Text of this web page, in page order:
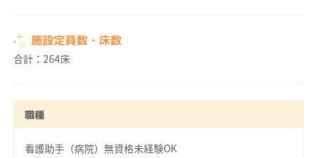
施設定員数・床数
合計：264床
職種
看護助手（病院）無資格未経験OK